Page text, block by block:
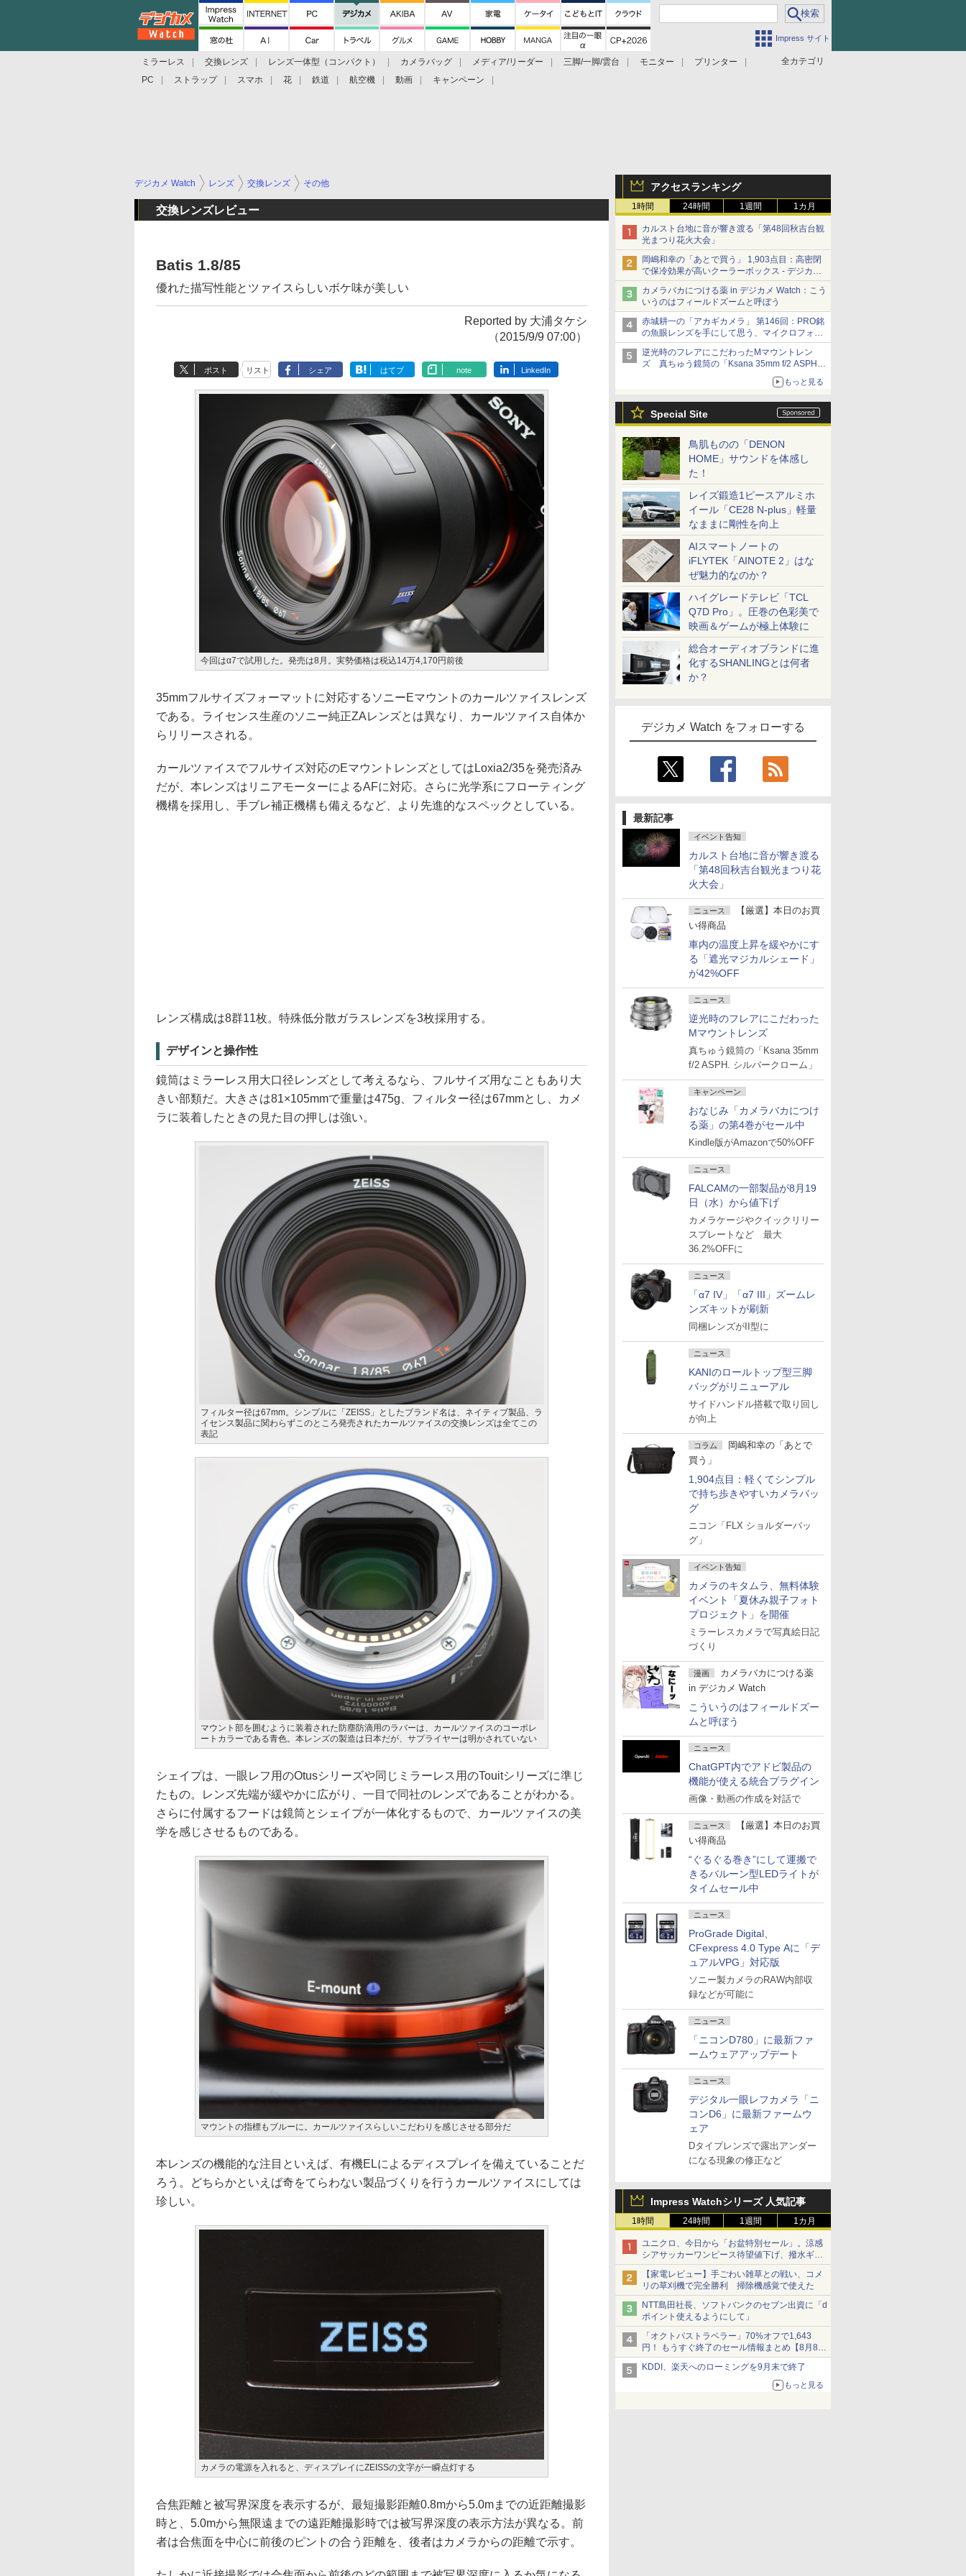
Impress サイト
全カテゴリ
ミラーレス 交換レンズ レンズ一体型（コンパクト） カメラバッグ メディア/リーダー 三脚/一脚/雲台 モニター
プリンター
PC
ストラップ スマホ 花 鉄道 航空機 動画 キャンペーン
アクセスランキング
1時間 24時間 1週間 1カ月
カルスト台地に音が響き渡る「第48回秋吉台観
光まつり花火大会」
岡嶋和幸の「あとで買う」 1,903点目：高密閉
で保冷効果が高いクーラーボックス - デジカメ
Watch
カメラバカにつける薬 in デジカメ Watch：こう
いうのはフィールドズームと呼ぼう
赤城耕一の「アカギカメラ」 第146回：PRO銘
の魚眼レンズを手にして思う、マイクロフォー
サーズへの期待と可能性
逆光時のフレアにこだわったMマウントレン
ズ 真ちゅう鏡筒の「Ksana 35mm f/2 ASPH.
もっと見る
Special Site
鳥肌ものの「DENON
HOME」サウンドを体感し
た！
レイズ鍛造1ピースアルミホ
イール「CE28 N-plus」軽量
なままに剛性を向上
AIスマートノートの
iFLYTEK「AINOTE 2」はな
ぜ魅力的なのか？
ハイグレードテレビ「TCL
Q7D Pro」。圧巻の色彩美で
映画＆ゲームが極上体験に
総合オーディオブランドに進
化するSHANLINGとは何者
か？
デジカメ Watch をフォローする
最新記事
イベント告知
カルスト台地に音が響き渡る
「第48回秋吉台観光まつり花
火大会」
ニュース
【厳選】本日のお買
い得商品
車内の温度上昇を緩やかにす
る「遮光マジカルシェード」
が42%OFF
ニュース
逆光時のフレアにこだわった
Mマウントレンズ
真ちゅう鏡筒の「Ksana 35mm
f/2 ASPH. シルバークローム」
キャンペーン
おなじみ「カメラバカにつけ
る薬」の第4巻がセール中
Kindle版がAmazonで50%OFF
ニュース
FALCAMの一部製品が8月19
日（水）から値下げ
カメラケージやクイックリリー
スプレートなど 最大
36.2%OFFに
ニュース
「α7 IV」「α7 III」ズームレ
ンズキットが刷新
同梱レンズがII型に
ニュース
KANIのロールトップ型三脚
バッグがリニューアル
サイドハンドル搭載で取り回し
が向上
コラム
岡嶋和幸の「あとで
買う」
1,904点目：軽くてシンプル
で持ち歩きやすいカメラバッ
グ
ニコン「FLX ショルダーバッ
グ」
イベント告知
カメラのキタムラ、無料体験
イベント「夏休み親子フォト
プロジェクト」を開催
ミラーレスカメラで写真絵日記
づくり
漫画
カメラバカにつける薬
in デジカメ Watch
こういうのはフィールドズー
ムと呼ぼう
ニュース
ChatGPT内でアドビ製品の
機能が使える統合プラグイン
画像・動画の作成を対話で
ニュース
【厳選】本日のお買
い得商品
“ぐるぐる巻き”にして運搬で
きるバルーン型LEDライトが
タイムセール中
ニュース
ProGrade Digital、
CFexpress 4.0 Type Aに「デ
ュアルVPG」対応版
ソニー製カメラのRAW内部収
録などが可能に
ニュース
「ニコンD780」に最新ファ
ームウェアアップデート
ニュース
デジタル一眼レフカメラ「ニ
コンD6」に最新ファームウ
ェア
Dタイプレンズで露出アンダー
になる現象の修正など
Impress Watchシリーズ 人気記事
1時間 24時間 1週間 1カ月
ユニクロ、今日から「お盆特別セール」。涼感
シアサッカーワンピース待望値下げ、撥水ギア
ショーツは1990円に
【家電レビュー】手ごわい雑草との戦い、コメ
リの草刈機で完全勝利 掃除機感覚で使えた
NTT島田社長、ソフトバンクのセブン出資に「d
ポイント使えるようにして」
「オクトパストラベラー」70%オフで1,643
円！ もうすぐ終了のセール情報まとめ【8月8日
更新】
ニンテンドーeショップでは「大神 絶景版」が
KDDI、楽天へのローミングを9月末で終了
もっと見る
デジカメ Watch レンズ 交換レンズ その他
交換レンズレビュー
Batis 1.8/85
優れた描写性能とツァイスらしいボケ味が美しい
Reported by 大浦タケシ
（2015/9/9 07:00）
ポスト リスト シェア はてブ note LinkedIn
今回はα7で試用した。発売は8月。実勢価格は税込14万4,170円前後
35mmフルサイズフォーマットに対応するソニーEマウントのカールツァイスレンズ
である。ライセンス生産のソニー純正ZAレンズとは異なり、カールツァイス自体か
らリリースされる。
カールツァイスでフルサイズ対応のEマウントレンズとしてはLoxia2/35を発売済み
だが、本レンズはリニアモーターによるAFに対応。さらに光学系にフローティング
機構を採用し、手ブレ補正機構も備えるなど、より先進的なスペックとしている。
レンズ構成は8群11枚。特殊低分散ガラスレンズを3枚採用する。
デザインと操作性
鏡筒はミラーレス用大口径レンズとして考えるなら、フルサイズ用なこともあり大
きい部類だ。大きさは81×105mmで重量は475g、フィルター径は67mmとし、カメ
ラに装着したときの見た目の押しは強い。
フィルター径は67mm。シンプルに「ZEISS」としたブランド名は、ネイティブ製品、ラ
イセンス製品に関わらずこのところ発売されたカールツァイスの交換レンズは全てこの
表記
マウント部を囲むように装着された防塵防滴用のラバーは、カールツァイスのコーポレ
ートカラーである青色。本レンズの製造は日本だが、サプライヤーは明かされていない
シェイプは、一眼レフ用のOtusシリーズや同じミラーレス用のTouitシリーズに準じ
たもの。レンズ先端が緩やかに広がり、一目で同社のレンズであることがわかる。
さらに付属するフードは鏡筒とシェイプが一体化するもので、カールツァイスの美
学を感じさせるものである。
マウントの指標もブルーに。カールツァイスらしいこだわりを感じさせる部分だ
本レンズの機能的な注目といえば、有機ELによるディスプレイを備えていることだ
ろう。どちらかといえば奇をてらわない製品づくりを行うカールツァイスにしては
珍しい。
カメラの電源を入れると、ディスプレイにZEISSの文字が一瞬点灯する
合焦距離と被写界深度を表示するが、最短撮影距離0.8mから5.0mまでの近距離撮影
時と、5.0mから無限遠までの遠距離撮影時では被写界深度の表示方法が異なる。前
者は合焦面を中心に前後のピントの合う距離を、後者はカメラからの距離で示す。